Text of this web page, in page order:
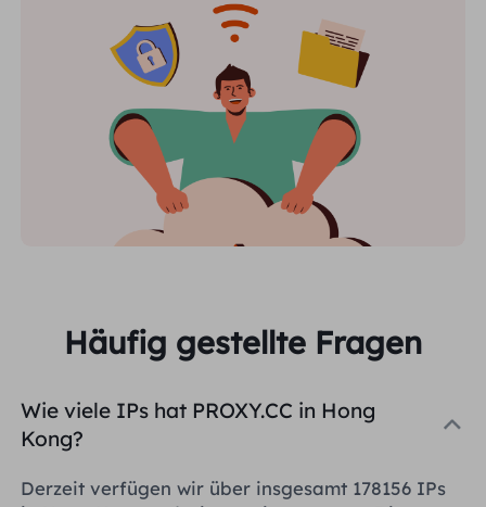
Häufig gestellte Fragen
Wie viele IPs hat PROXY.CC in Hong
Kong?
Derzeit verfügen wir über insgesamt 178156 IPs